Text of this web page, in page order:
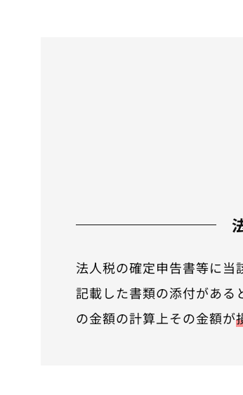
法人税の確定申告書等に当
記載した書類の添付がある
の金額の計算上その金額が